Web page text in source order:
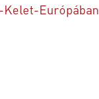
Kelet-Európában